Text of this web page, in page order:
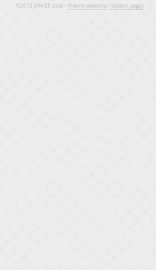
©2012 JAN-GE d.o.o. • Pravno obvestilo • Splošni pogoji